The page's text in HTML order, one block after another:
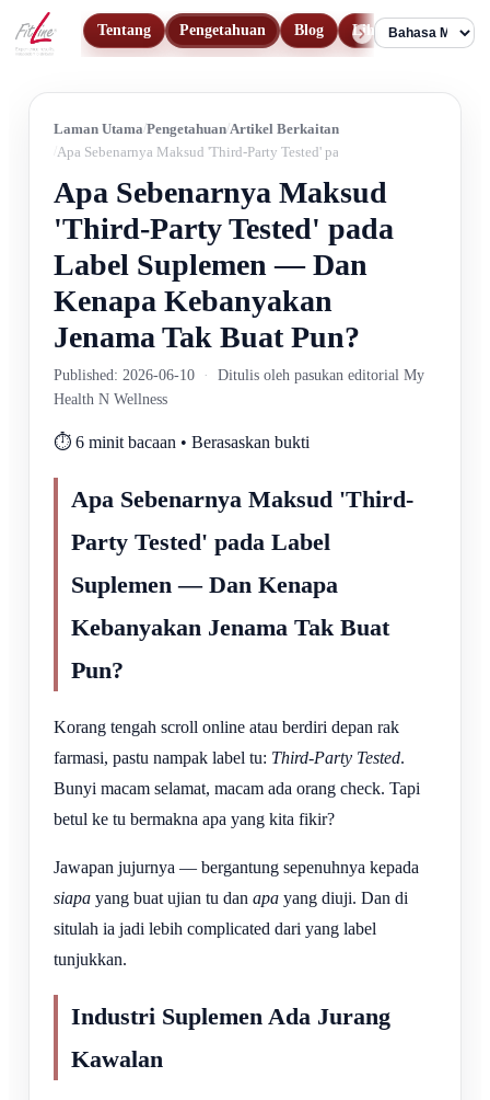
Tentang Pengetahuan Blog Lihat Produk
Language
Laman Utama Pengetahuan Artikel Berkaitan
Apa Sebenarnya Maksud 'Third-Party Tested' pada Label Suplemen —
Apa Sebenarnya Maksud
'Third-Party Tested' pada
Label Suplemen — Dan
Kenapa Kebanyakan
Jenama Tak Buat Pun?
Published: 2026-06-10 ·
Ditulis oleh pasukan editorial My
Health N Wellness
⏱️ 6 minit bacaan • Berasaskan bukti
Apa Sebenarnya Maksud 'Third-
Party Tested' pada Label
Suplemen — Dan Kenapa
Kebanyakan Jenama Tak Buat
Pun?
Korang tengah scroll online atau berdiri depan rak
farmasi, pastu nampak label tu: Third-Party Tested.
Bunyi macam selamat, macam ada orang check. Tapi
betul ke tu bermakna apa yang kita fikir?
Jawapan jujurnya — bergantung sepenuhnya kepada
siapa yang buat ujian tu dan apa yang diuji. Dan di
situlah ia jadi lebih complicated dari yang label
tunjukkan.
Industri Suplemen Ada Jurang
Kawalan